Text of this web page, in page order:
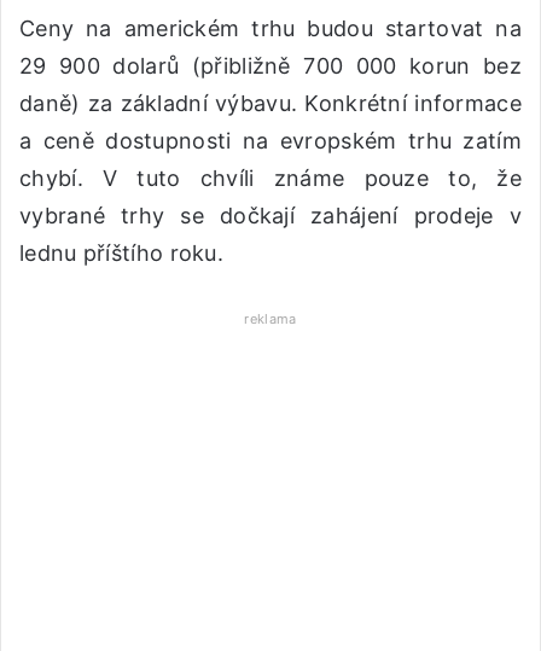
Ceny na americkém trhu budou startovat na
29 900 dolarů (přibližně 700 000 korun bez
daně) za základní výbavu. Konkrétní informace
a ceně dostupnosti na evropském trhu zatím
chybí. V tuto chvíli známe pouze to, že
vybrané trhy se dočkají zahájení prodeje v
lednu příštího roku.
reklama